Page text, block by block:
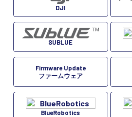
DJI
SUBLUE
Firmware Update
ファームウェア
BlueRobotics